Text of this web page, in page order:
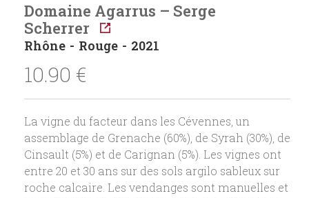
Domaine Agarrus – Serge
Scherrer
Rhône Rouge 2021
10.90 €
La vigne du facteur dans les Cévennes, un
assemblage de Grenache (60%), de Syrah (30%), de
Cinsault (5%) et de Carignan (5%). Les vignes ont
entre 20 et 30 ans sur des sols argilo sableux sur
roche calcaire. Les vendanges sont manuelles et